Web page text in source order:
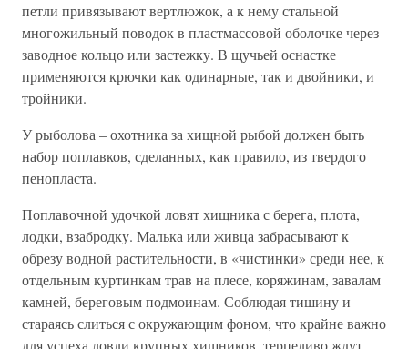
петли привязывают вертлюжок, а к нему стальной
многожильный поводок в пластмассовой оболочке через
заводное кольцо или застежку. В щучьей оснастке
применяются крючки как одинарные, так и двойники, и
тройники.
У рыболова – охотника за хищной рыбой должен быть
набор поплавков, сделанных, как правило, из твердого
пенопласта.
Поплавочной удочкой ловят хищника с берега, плота,
лодки, взабродку. Малька или живца забрасывают к
обрезу водной растительности, в «чистинки» среди нее, к
отдельным куртинкам трав на плесе, коряжинам, завалам
камней, береговым подмоинам. Соблюдая тишину и
стараясь слиться с окружающим фоном, что крайне важно
для успеха ловли крупных хищников, терпеливо ждут